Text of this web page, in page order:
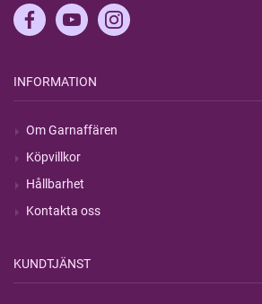
INFORMATION
Om Garnaffären
Köpvillkor
Hållbarhet
Kontakta oss
KUNDTJÄNST